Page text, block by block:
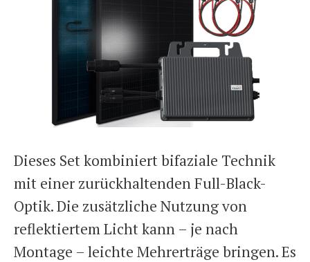
Dieses Set kombiniert bifaziale Technik
mit einer zurückhaltenden Full-Black-
Optik. Die zusätzliche Nutzung von
reflektiertem Licht kann – je nach
Montage – leichte Mehrerträge bringen. Es